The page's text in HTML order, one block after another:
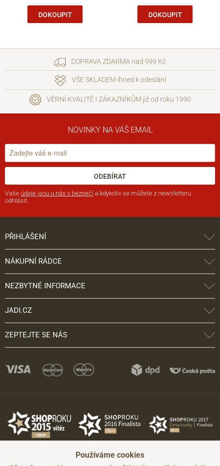
DOKOUPIT DOKOUPIT
DOPRAVA ZDARMA nad 999 Kč
VŠE SKLADEM ihned k odeslání
VĚRNÍ KVALITĚ I ZÁKAZNÍKŮM již od roku 1990
NOVINKY NA VÁŠ EMAIL
ODEBÍRAT
Vaše údaje jsou u nás v bezpečí a kdykoliv se můžete z newsletteru
odhlásit.
PŘIHLÁŠENÍ
NÁKUPNÍ RÁDCE
NEZBYTNÉ INFORMACE
JADI.CZ
ZEPTEJTE SE NÁS
Používáme cookies